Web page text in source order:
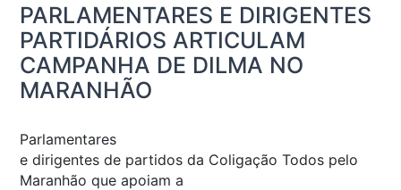
PARLAMENTARES E DIRIGENTES
PARTIDÁRIOS ARTICULAM
CAMPANHA DE DILMA NO
MARANHÃO
Parlamentares
e dirigentes de partidos da Coligação Todos pelo
Maranhão que apoiam a